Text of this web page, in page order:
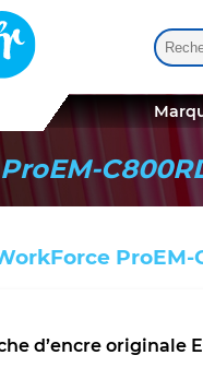
ProEM-
d’encre originale